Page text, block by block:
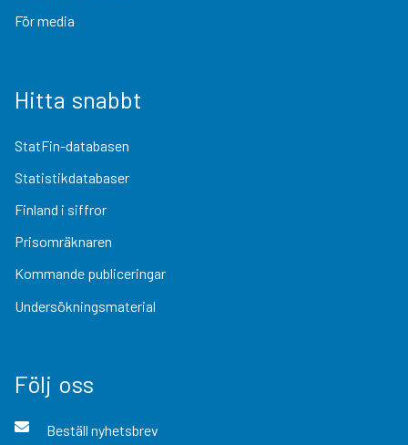
För media
Hitta snabbt
StatFin-databasen
Statistikdatabaser
Finland i siffror
Prisomräknaren
Kommande publiceringar
Undersökningsmaterial
Följ oss
Beställ nyhetsbrev